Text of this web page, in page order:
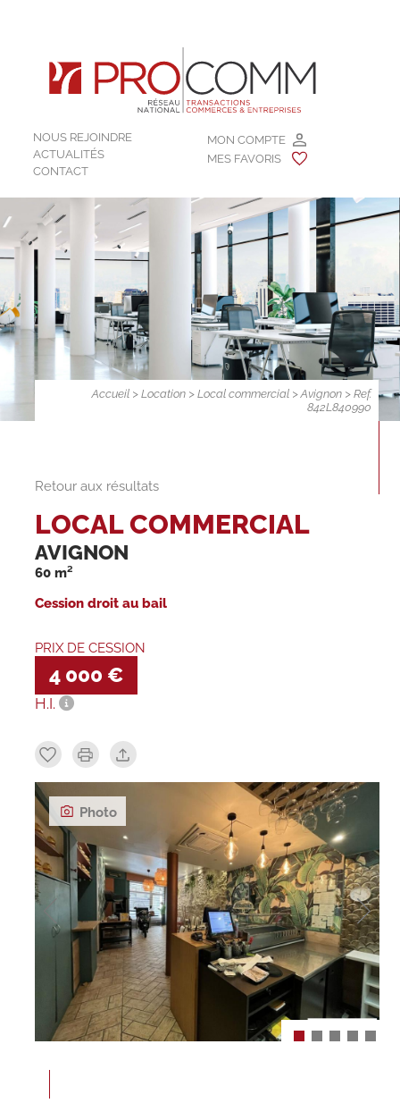
MON COMPTE
MES FAVORIS
NOUS REJOINDRE
ACTUALITÉS
CONTACT
Accueil >Location >Local commercial >Avignon > Ref.
842L840990
Retour aux résultats
Photo
LOCAL COMMERCIAL
AVIGNON
60 m²
Cession droit au bail
PRIX DE CESSION
4 000 €
H.I.